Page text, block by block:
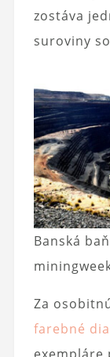
zostáva
suroviny
Banská
Za
farebné